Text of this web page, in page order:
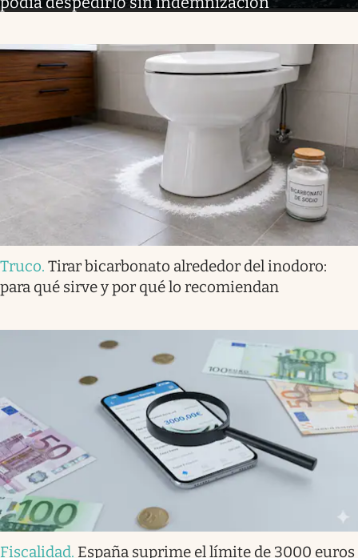
Truco. Tirar bicarbonato alrededor del inodoro:
para qué sirve y por qué lo recomiendan
Fiscalidad. España suprime el límite de 3000 euros